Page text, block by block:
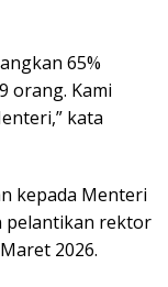
65%
orang. Kami
kata
kepada Menteri
pelantikan rektor
2026.